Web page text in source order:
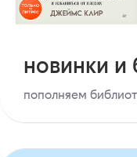
новинки и
пополняем